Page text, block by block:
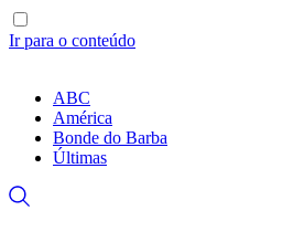
Ir para o conteúdo
ABC
América
Bonde do Barba
Últimas